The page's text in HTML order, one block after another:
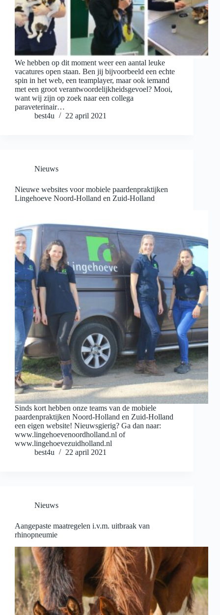
We hebben op dit moment weer een aantal leuke
vacatures open staan. Ben jij bijvoorbeeld een echte
spin in het web, een teamplayer, maar ook iemand
met een groot verantwoordelijkheidsgevoel? Mooi,
want wij zijn op zoek naar een collega
paraveterinair…
best4u
22 april 2021
Nieuws
Nieuwe websites voor mobiele paardenpraktijken
Lingehoeve Noord-Holland en Zuid-Holland
Sinds kort hebben onze teams van de mobiele
paardenpraktijken Noord-Holland en Zuid-Holland
een eigen website! Nieuwsgierig? Ga dan naar:
www.lingehoevenoordholland.nl of
www.lingehoevezuidholland.nl
best4u
22 april 2021
Nieuws
Aangepaste maatregelen i.v.m. uitbraak van
rhinopneumie